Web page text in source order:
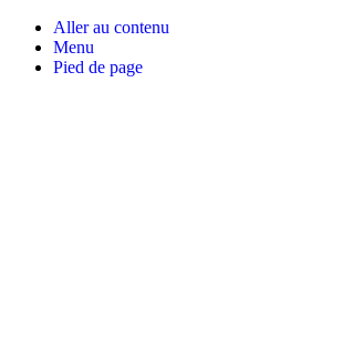
Aller au contenu
Menu
Pied de page